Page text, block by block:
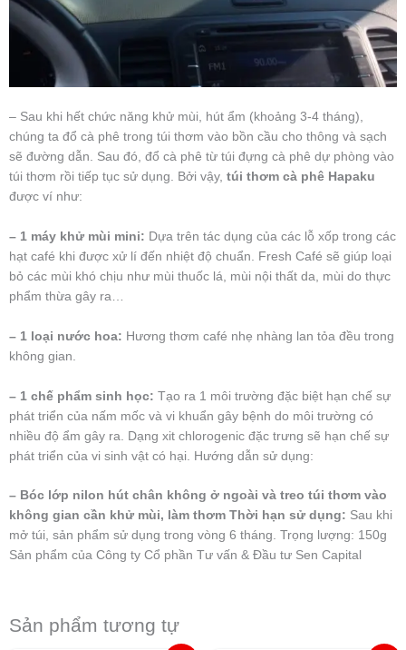
– Sau khi hết chức năng khử mùi, hút ẩm (khoảng 3-4 tháng),
chúng ta đổ cà phê trong túi thơm vào bồn cầu cho thông và sạch
sẽ đường dẫn. Sau đó, đổ cà phê từ túi đựng cà phê dự phòng vào
túi thơm rồi tiếp tục sử dụng. Bởi vậy, túi thơm cà phê Hapaku
được ví như:
– 1 máy khử mùi mini: Dựa trên tác dụng của các lỗ xốp trong các
hạt café khi được xử lí đến nhiệt độ chuẩn. Fresh Café sẽ giúp loại
bỏ các mùi khó chịu như mùi thuốc lá, mùi nội thất da, mùi do thực
phẩm thừa gây ra…
– 1 loại nước hoa: Hương thơm café nhẹ nhàng lan tỏa đều trong
không gian.
– 1 chế phẩm sinh học: Tạo ra 1 môi trường đặc biệt hạn chế sự
phát triển của nấm mốc và vi khuẩn gây bệnh do môi trường có
nhiều độ ẩm gây ra. Dạng xit chlorogenic đặc trưng sẽ hạn chế sự
phát triển của vi sinh vật có hại. Hướng dẫn sử dụng:
– Bóc lớp nilon hút chân không ở ngoài và treo túi thơm vào
không gian cần khử mùi, làm thơm Thời hạn sử dụng: Sau khi
mở túi, sản phẩm sử dụng trong vòng 6 tháng. Trọng lượng: 150g
Sản phẩm của Công ty Cổ phần Tư vấn & Đầu tư Sen Capital
Sản phẩm tương tự